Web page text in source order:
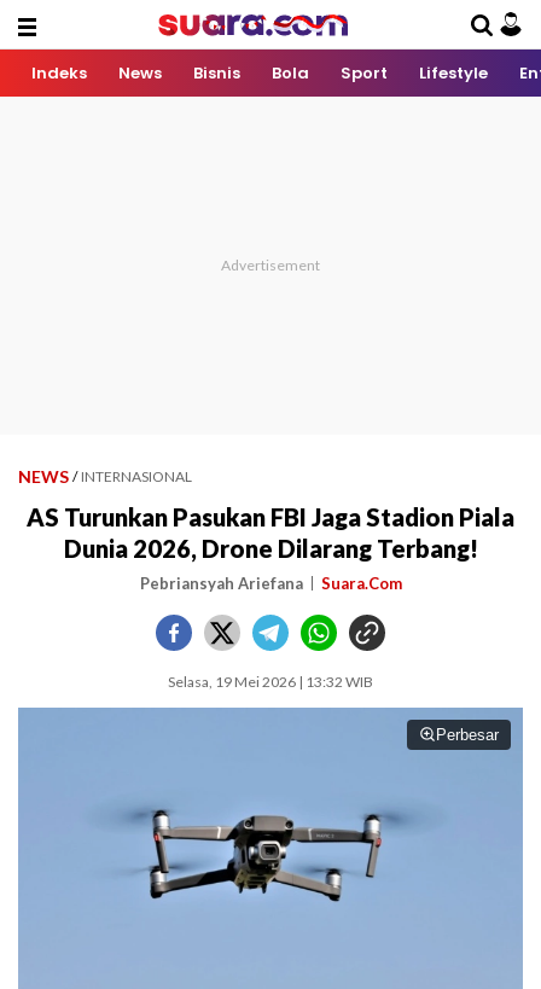
Indeks News Bisnis Bola Sport Lifestyle
NEWS / INTERNASIONAL
AS Turunkan Pasukan FBI Jaga Stadion Piala
Dunia 2026, Drone Dilarang Terbang!
Pebriansyah Ariefana Suara.Com
Selasa, 19 Mei 2026 | 13:32 WIB
Perbesar